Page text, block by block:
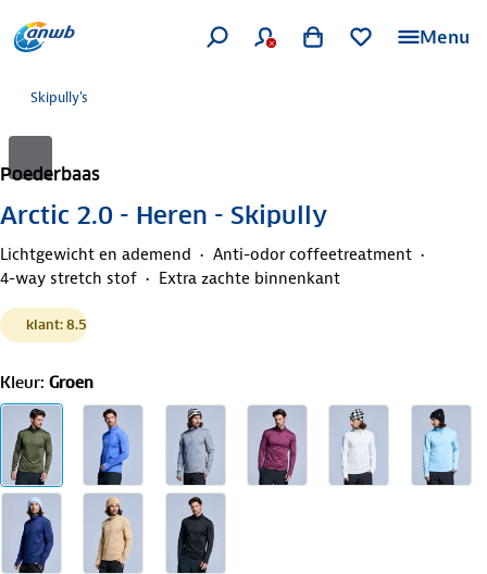
Menu
Skipully's
Poederbaas
Arctic 2.0 - Heren - Skipully
Lichtgewicht en ademend
Anti-odor coffeetreatment
4-way stretch stof
Extra zachte binnenkant
klant: 8.5
Kleur: Groen